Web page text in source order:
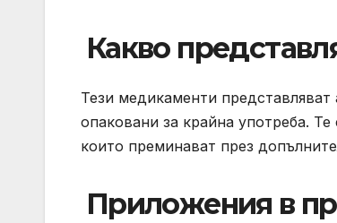
Какво
Тези медикаменти
опаковани за крайна употреба.
които преминават през
Приложения в